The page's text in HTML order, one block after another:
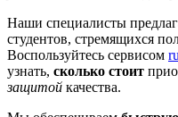
Наши специалисты
студентов, стремящихся
Воспользуйтесь сервисом
узнать, сколько стоит
защитой качества.